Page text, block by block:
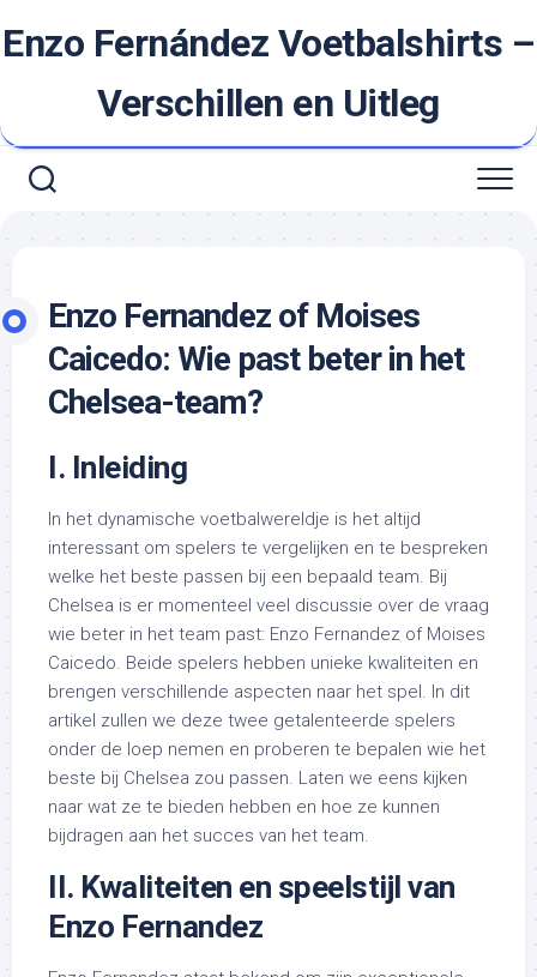
naar
Enzo Fernández Voetbalshirts –
Verschillen en Uitleg
Enzo Fernandez of Moises
Caicedo: Wie past beter in het
Chelsea-team?
I. Inleiding
In het dynamische voetbalwereldje is het altijd
interessant om spelers te vergelijken en te bespreken
welke het beste passen bij een bepaald team. Bij
Chelsea is er momenteel veel discussie over de vraag
wie beter in het team past: Enzo Fernandez of Moises
Caicedo. Beide spelers hebben unieke kwaliteiten en
brengen verschillende aspecten naar het spel. In dit
artikel zullen we deze twee getalenteerde spelers
onder de loep nemen en proberen te bepalen wie het
beste bij Chelsea zou passen. Laten we eens kijken
naar wat ze te bieden hebben en hoe ze kunnen
bijdragen aan het succes van het team.
II. Kwaliteiten en speelstijl van
Enzo Fernandez